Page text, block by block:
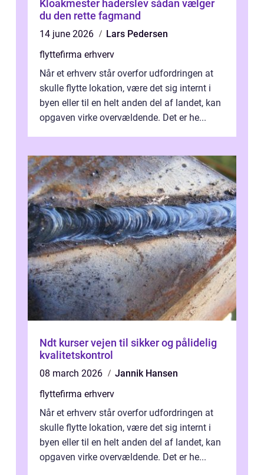
Kloakmester haderslev sådan vælger
du den rette fagmand
14 june 2026
Lars Pedersen
flyttefirma erhverv
Når et erhverv står overfor udfordringen at
skulle flytte lokation, være det sig internt i
byen eller til en helt anden del af landet, kan
opgaven virke overvældende. Det er he...
Ndt kurser vejen til sikker og pålidelig
kvalitetskontrol
08 march 2026
Jannik Hansen
flyttefirma erhverv
Når et erhverv står overfor udfordringen at
skulle flytte lokation, være det sig internt i
byen eller til en helt anden del af landet, kan
opgaven virke overvældende. Det er he...